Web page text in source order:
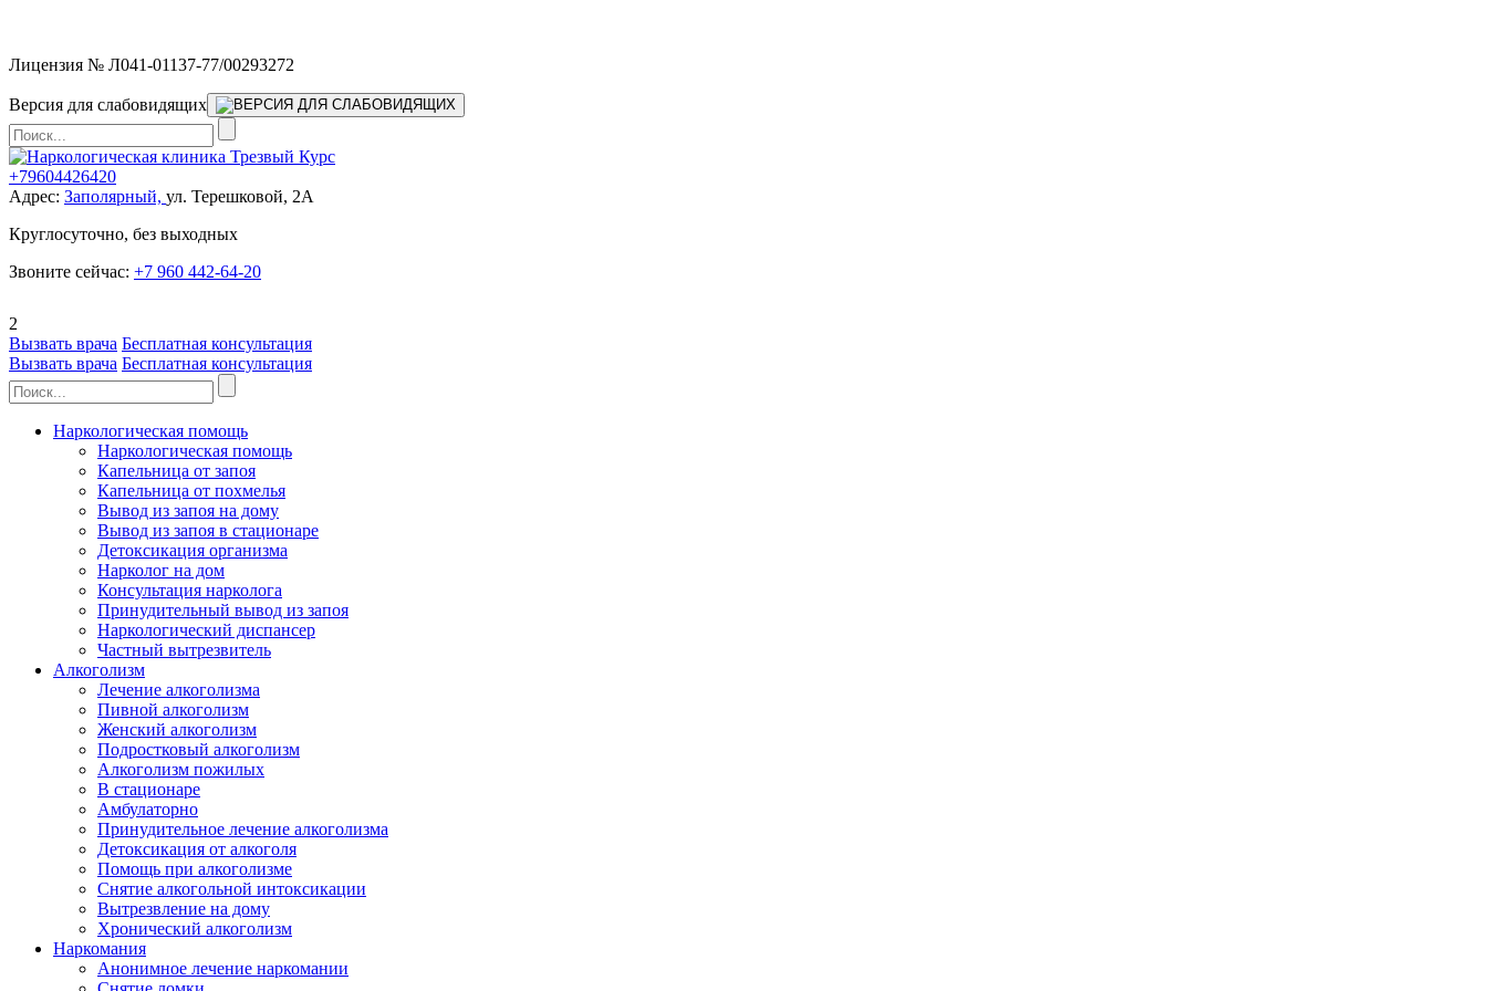
Лицензия № Л041-01137-77/00293272
Версия для слабовидящих
+79604426420
Адрес: Заполярный, ул. Терешковой, 2А
Круглосуточно, без выходных
Звоните сейчас: +7 960 442-64-20
2
Вызвать врача Бесплатная консультация
Вызвать врача Бесплатная консультация
Наркологическая помощь
Наркологическая помощь
Капельница от запоя
Капельница от похмелья
Вывод из запоя на дому
Вывод из запоя в стационаре
Детоксикация организма
Нарколог на дом
Консультация нарколога
Принудительный вывод из запоя
Наркологический диспансер
Частный вытрезвитель
Алкоголизм
Лечение алкоголизма
Пивной алкоголизм
Женский алкоголизм
Подростковый алкоголизм
Алкоголизм пожилых
В стационаре
Амбулаторно
Принудительное лечение алкоголизма
Детоксикация от алкоголя
Помощь при алкоголизме
Снятие алкогольной интоксикации
Вытрезвление на дому
Хронический алкоголизм
Наркомания
Анонимное лечение наркомании